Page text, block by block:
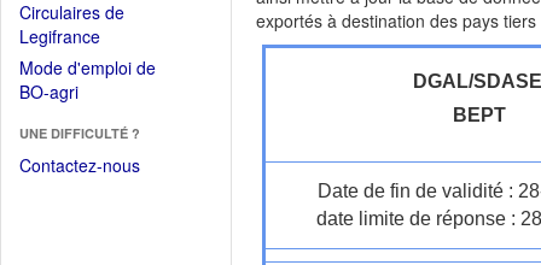
Circulaires de
Legifrance(Ouvrir
dans
une
fenêtre)
Mode d'emploi de
BO-agri(Ouvrir
une
nouvelle
UNE DIFFICULTÉ ?
Contactez-nous
exportés à destination des pays
DGAL/
BEPT
Date de fin de validité :
date limite de réponse :